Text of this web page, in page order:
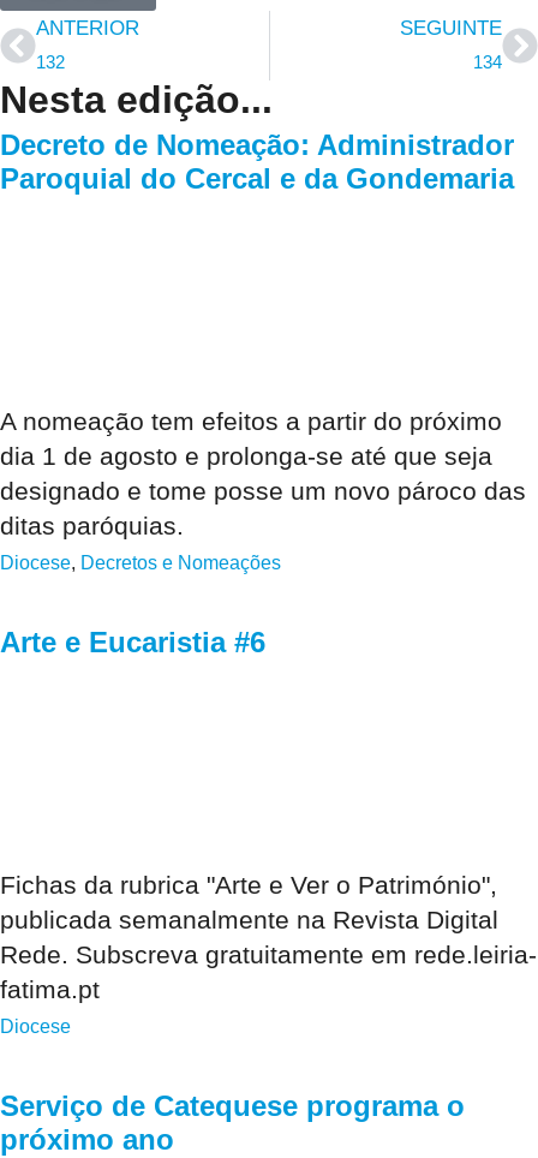
ANTERIOR
132
SEGUINTE
134
Nesta edição...
Decreto de Nomeação: Administrador
Paroquial do Cercal e da Gondemaria
A nomeação tem efeitos a partir do próximo
dia 1 de agosto e prolonga-se até que seja
designado e tome posse um novo pároco das
ditas paróquias.
Diocese, Decretos e Nomeações
Arte e Eucaristia #6
Fichas da rubrica "Arte e Ver o Património",
publicada semanalmente na Revista Digital
Rede. Subscreva gratuitamente em rede.leiria-
fatima.pt
Diocese
Serviço de Catequese programa o
próximo ano